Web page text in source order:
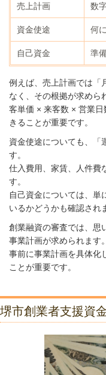
売上計画 数
資金使途 何
自己資金 準
例えば、売上計画では「
なく、その根拠が求めら
客単価 × 来客数 × 営業
きることが重要です。
資金使途についても、「
す。
仕入費用、家賃、人件費
す。
自己資金については、単
いるかどうかも確認され
創業融資の審査では、思
事業計画が求められます。
事前に事業計画を具体化
ことが重要です。
堺市創業者支援資